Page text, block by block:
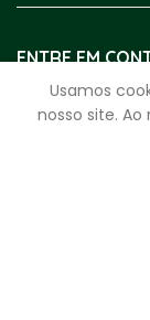
ENTRE EM
WhatsApp:
Usamos
nosso site.